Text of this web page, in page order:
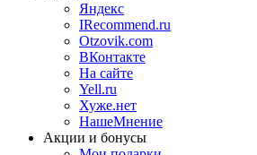
Яндекс
IRecommend.ru
Otzovik.com
ВКонтакте
На сайте
Yell.ru
Хуже.нет
НашеМнение
Акции и бонусы